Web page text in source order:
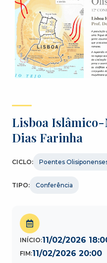
Lisboa
Dias Farinha
CICLO: Poentes
TIPO: Conferência
INÍCIO:11/02/2026
FIM:11/02/2026 20:00